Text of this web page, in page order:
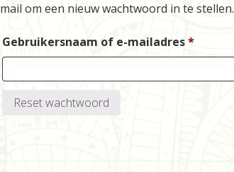
mail om een nieuw wachtwoord in te stellen.
Gebruikersnaam of e-mailadres*Vereist
Reset wachtwoord